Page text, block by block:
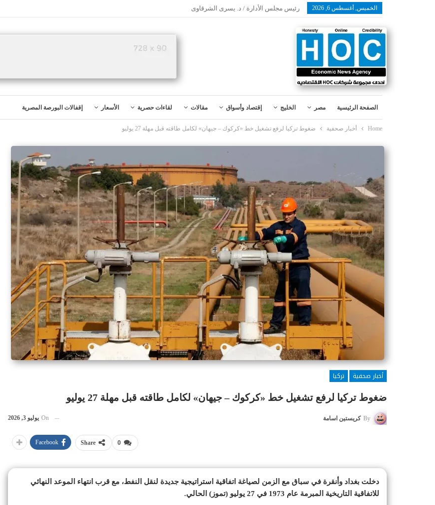
الخميس, أغسطس 6, 2026 رئيس مجلس الأدارة / د. يسرى الشرقاوى
الصفحة الرئيسية مصر الخليج إقتصاد وأسواق مقالات لقاءات حصرية الأسعار إقفالات البورصة المصرية
Home أخبار صحفية ضغوط تركيا لرفع تشغيل خط «كركوك – جيهان» لكامل طاقته قبل مهلة 27 يوليو
أخبار صحفية
تركيا
ضغوط تركيا لرفع تشغيل خط «كركوك – جيهان» لكامل طاقته قبل مهلة 27 يوليو
By كريستين اسامة On يوليو 3, 2026
0
Share
Facebook
دخلت بغداد وأنقرة في سباق مع الزمن لصياغة اتفاقية استراتيجية جديدة لنقل النفط، مع قرب انتهاء الموعد النهائي
للاتفاقية التاريخية المبرمة عام 1973 في 27 يوليو (تموز) الحالي.